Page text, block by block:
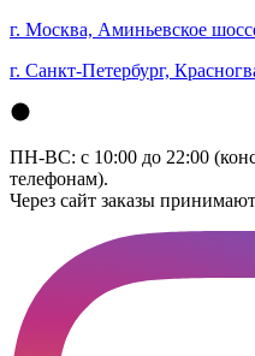
г. Москва, Аминьевское
г. Санкт-Петербург,
ПН-ВС: с 10:00 до 22:00
телефонам).
Через сайт заказы